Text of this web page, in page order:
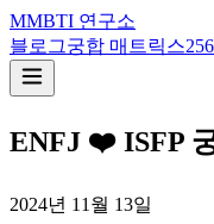
MMBTI 연구소
블로그궁합 매트릭스
ENFJ ❤️ ISFP
2024년 11월 13일